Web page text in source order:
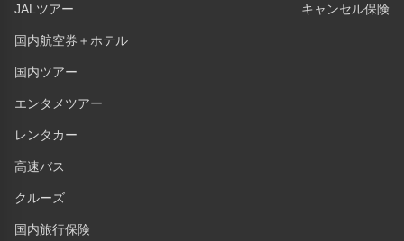
JALツアー
国内航空券＋ホテル
国内ツアー
エンタメツアー
レンタカー
高速バス
クルーズ
国内旅行保険
キャンセル保険